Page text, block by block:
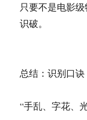
只要不是电影
识破。
总结：识别口诀
“手乱、字花、